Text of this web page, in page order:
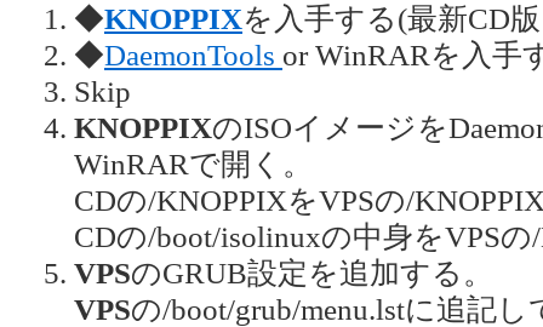
◆KNOPPIXを入手する(最新CD
◆DaemonTools or WinRARを入手
Skip
KNOPPIXのISOイメージを
WinRARで開く。
CDの/KNOPPIXをVPSの/
CDの/boot/isolinuxの中身をVPS
VPSのGRUB設定を追加する。
VPSの/boot/grub/menu.lstに追記